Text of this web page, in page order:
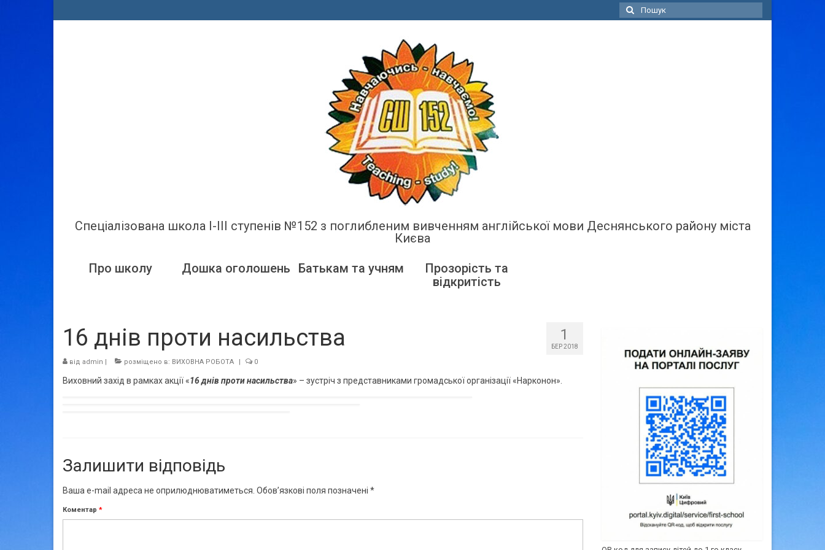
Пошук
для:
Спеціалізована школа І-ІІІ ступенів №152 з поглибленим вивченням англійської мови Деснянського району міста
Києва
Про школу Дошка оголошень Батькам та учням
Прозорість та
відкритість
1
БЕР 2018
16 днів проти насильства
від admin | розміщено в: ВИХОВНА РОБОТА | 0
Виховний захід в рамках акції «16 днів проти насильства» – зустріч з представниками громадської організації «Нарконон».
Залишити відповідь
Ваша e-mail адреса не оприлюднюватиметься. Обов’язкові поля позначені *
Коментар *